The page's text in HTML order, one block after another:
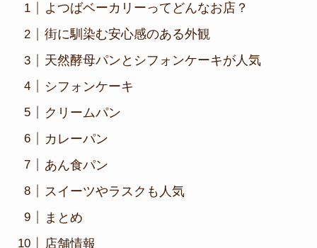
よつばベーカリーってどんなお店？
街に馴染む安心感のある外観
天然酵母パンとシフォンケーキが人気
シフォンケーキ
クリームパン
カレーパン
あん食パン
スイーツやラスクも人気
まとめ
店舗情報